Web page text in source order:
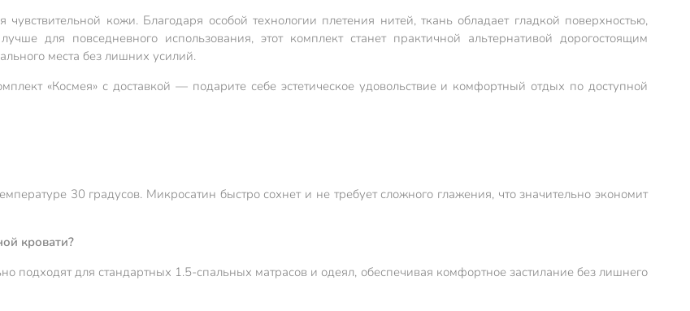
кожи. Благодаря особой технологии плетения нитей, ткань обладает гладкой поверхностью,
для повседневного использования, этот комплект станет практичной альтернативой дорогостоящим
места без лишних усилий.
«Космея» с доставкой — подарите себе эстетическое удовольствие и комфортный отдых по доступной
30 градусов. Микросатин быстро сохнет и не требует сложного глажения, что значительно экономит
кровати?
для стандартных 1.5-спальных матрасов и одеял, обеспечивая комфортное застилание без лишнего